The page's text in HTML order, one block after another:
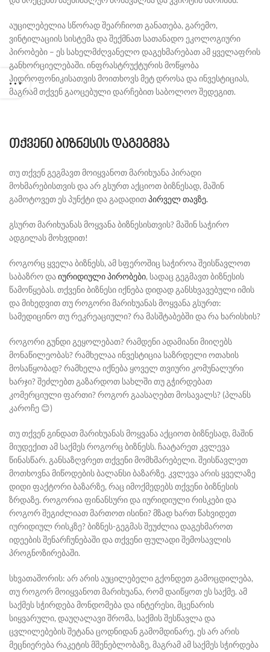
აუცილებელია სწორად შეარჩიოთ განათება, გარემო,
ვინტილაციის სისტემა და შექმნათ სათანადო ეკოლოგიური
პირობები – ეს სახელმძღვანელო დაგეხმარებათ ამ ყველაფრის
განხორციელებაში. ინფრასტრუქტურის მოწყობა
ჰიდროფონიკისათვის მოითხოვს მეტ დროსა და ინვესტიციას,
მაგრამ თქვენ გაოცებული დარჩებით საბოლოო შედეგით.
თქვენი ბიზნესის დაგეგმვა
თუ თქვენ გეგმავთ მოიყვანოთ მარიხუანა პირადი
მოხმარებისთვის და არ გსურთ აქციოთ ბიზნესად, მაშინ
გამოტოვეთ ეს პუნქტი და გადადითპირველ თავზე.
გსურთ მარიხუანას მოყვანა ბიზნესისთვის? მაშინ საჭირო
ადგილას მოხვდით!
როგორც ყველა ბიზნესს, ამ სფეროშიც საჭიროა შეისწავლოთ
საბაზრო დაიურიდიული პირობები, სადაც გეგმავთ ბიზნესის
წამოწყებას. თქვენი ბიზნესი იქნება დიდად განსხვავებული იმის
და მიხედვით თუ როგორი მარიხუანას მოყვანა გსურთ:
სამედიცინო თუ რეკრეაციული? რა მასშტაბებში და რა ხარისხის?
როგორი გუნდი გეყოლებათ? რამდენი ადამიანი მიიღებს
მონაწილეობას? რამხელაა ინვესტიცია საზრდელი ოთახის
მოსაწყობად? რამხელა იქნება ყოველ თვიური კომუნალური
ხარჯი? შეძლებთ გაზარდოთ სახლში თუ გჭირდებათ
კომერციული ფართი? როგორ გაასაღებთ მოსავალს? (პლანს
კაროჩე 😊)
თუ თქვენ გინდათ მარიხუანას მოყვანა აქციოთ ბიზნესად, მაშინ
მიუდექით ამ საქმეს როგორც ბიზნესს. ჩაატარეთ კვლევა
წინასწარ. განსაზღვრეთ თქვენი მომხმარებელი. შეისწავლეთ
მოთხოვნა მიწოდების ბალანსი ბაზარზე. კვლევა არის ყველაზე
დიდი ფაქტორი ბაზარზე, რაც იმოქმედებს თქვენი ბიზნესის
ზრდაზე. როგორია ფინანსური და იურიდიული რისკები და
როგორ შეგიძლიათ მართოთ ისინი? მზად ხართ წახვიდეთ
იურიდიულ რისკზე? ბიზნეს-გეგმას შეუძლია დაგეხმაროთ
იდეების შენარჩუნებაში და თქვენი ფულადი შემოსავლის
პროგნოზირებაში.
სხვათაშორის: არ არის აუცილებელი გქონდეთ გამოცდილება,
თუ როგორ მოიყვანოთ მარიხუანა, რომ დაიწყოთ ეს საქმე. ამ
საქმეს სჭირდება მონდომება და ინტერესი, მცენარის
სიყვარული, დაუღალავი შრომა, საქმის შესწავლა და
ცვლილებების შეტანა ცოდნიდან გამომდინარე. ეს არ არის
მეცნიერება რაკეტის მშენებლობაზე, მაგრამ ამ საქმეს სჭირდება